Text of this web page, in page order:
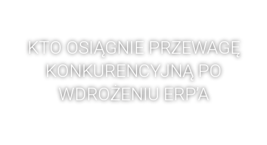
KTO OSIĄGNIE PRZEWAGĘ
KONKURENCYJNĄ PO
WDROŻENIU ERP’A